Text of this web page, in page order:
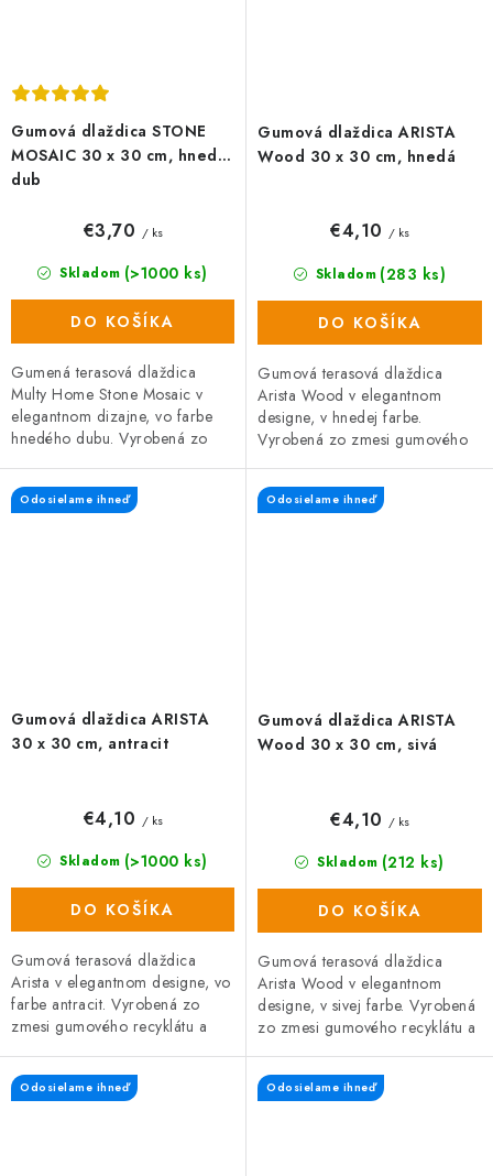
Gumová dlaždica STONE
MOSAIC 30 x 30 cm, hnedý
dub
Skladom (>1000 ks)
€3,70 / ks
DO KOŠÍKA
Gumená terasová dlaždica
Multy Home Stone Mosaic v
elegantnom dizajne, vo farbe
hnedého dubu. Vyrobená zo
polypropylénu, čo zaručuje
vysokú...
Gumová dlaždica ARISTA
Wood 30 x 30 cm, hnedá
Skladom (283 ks)
€4,10 / ks
DO KOŠÍKA
Gumová terasová dlaždica
Arista Wood v elegantnom
designe, v hnedej farbe.
Vyrobená zo zmesi gumového
zaručuje vysokú odolnosť a
dlhú...
Gumová dlaždica ARISTA
30 x 30 cm, antracit
Odosielame ihneď
Skladom (>1000 ks)
€4,10 / ks
DO KOŠÍKA
Gumová terasová dlaždica
Arista v elegantnom designe, vo
farbe antracit. Vyrobená zo
zmesi gumového recyklátu a
vysokú odolnosť a dlhú...
Gumová dlaždica ARISTA
Wood 30 x 30 cm, sivá
Odosielame ihneď
Skladom (212 ks)
€4,10 / ks
DO KOŠÍKA
Gumová terasová dlaždica
Arista Wood v elegantnom
designe, v sivej farbe. Vyrobená
zo zmesi gumového recyklátu a
vysokú odolnosť a dlhú...
Odosielame ihneď Odosielame ihneď